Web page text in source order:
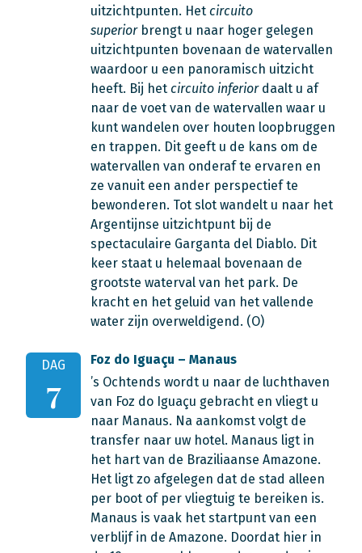
uitzichtpunten. Het circuito
superior brengt u naar hoger gelegen
uitzichtpunten bovenaan de watervallen
waardoor u een panoramisch uitzicht
heeft. Bij het circuito inferior daalt u af
naar de voet van de watervallen waar u
kunt wandelen over houten loopbruggen
en trappen. Dit geeft u de kans om de
watervallen van onderaf te ervaren en
ze vanuit een ander perspectief te
bewonderen. Tot slot wandelt u naar het
Argentijnse uitzichtpunt bij de
spectaculaire Garganta del Diablo. Dit
keer staat u helemaal bovenaan de
grootste waterval van het park. De
kracht en het geluid van het vallende
water zijn overweldigend. (O)
DAG
7
Foz do Iguaçu – Manaus
’s Ochtends wordt u naar de luchthaven
van Foz do Iguaçu gebracht en vliegt u
naar Manaus. Na aankomst volgt de
transfer naar uw hotel. Manaus ligt in
het hart van de Braziliaanse Amazone.
Het ligt zo afgelegen dat de stad alleen
per boot of per vliegtuig te bereiken is.
Manaus is vaak het startpunt van een
verblijf in de Amazone. Doordat hier in